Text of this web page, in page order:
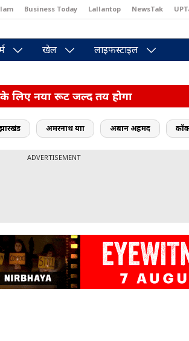
Business Today Lallantop NewsTak
खेल लाइफस्टाइल
के लिए नया रूट जल्द तय होगा
अमरनाथ यात्रा अबान अहमद
ADVERTISEMENT